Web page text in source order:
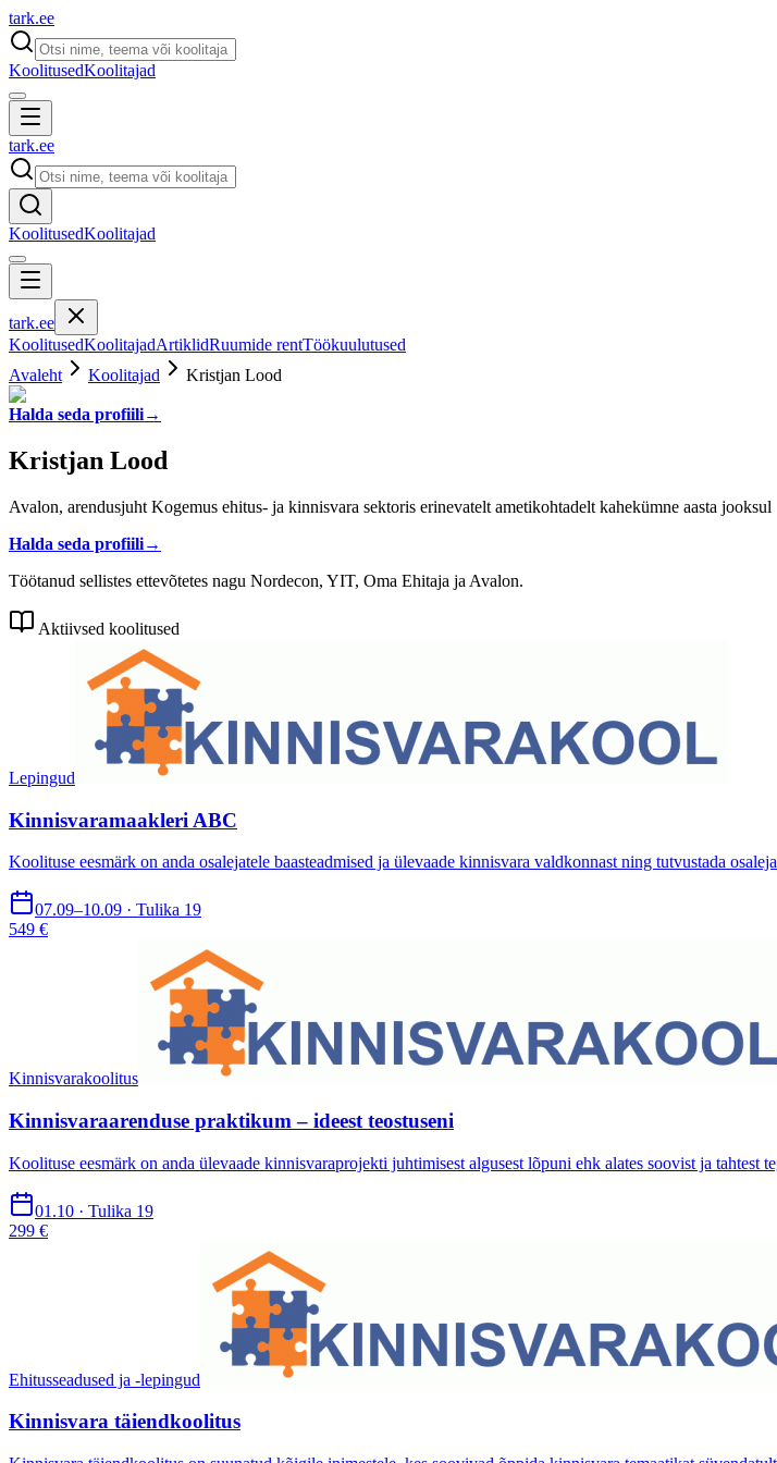
tark.ee
KoolitusedKoolitajad
tark.ee
KoolitusedKoolitajad
tark.ee
KoolitusedKoolitajadArtiklidRuumide rentTöökuulutused
Avaleht
Koolitajad Kristjan Lood
Halda seda profiili→
Kristjan Lood
Avalon, arendusjuht Kogemus ehitus- ja kinnisvara sektoris erinevatelt ametikohtadelt kahekümne aasta jooksul
Halda seda profiili→
Töötanud sellistes ettevõtetes nagu Nordecon, YIT, Oma Ehitaja ja Avalon.
Aktiivsed koolitused
Lepingud
Kinnisvaramaakleri ABC
Koolituse eesmärk on anda osalejatele baasteadmised ja ülevaade kinnisvara valdkonnast ning tutvustada
07.09–10.09 · Tulika 19
549 €
Kinnisvarakoolitus
Kinnisvaraarenduse praktikum – ideest teostuseni
Koolituse eesmärk on anda ülevaade kinnisvaraprojekti juhtimisest algusest lõpuni ehk alates soovist ja
01.10 · Tulika 19
299 €
Ehitusseadused ja -lepingud
Kinnisvara täiendkoolitus